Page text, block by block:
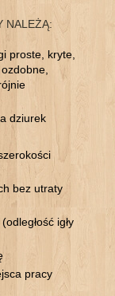
NALEŻĄ:
proste, kryte,
dziurek
bez utraty
igły
pracy